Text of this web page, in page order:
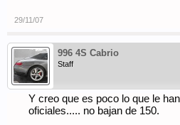
29/11/07
996 4S Cabrio
Staff
Y creo que es poco lo que le
oficiales..... no bajan de 150.